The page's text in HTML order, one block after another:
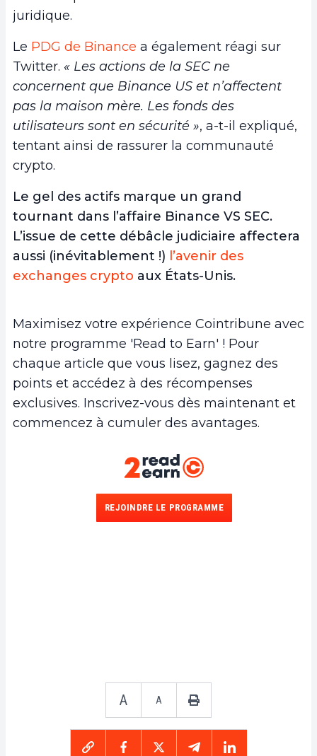
juridique.
Le PDG de Binance a également réagi sur
Twitter. « Les actions de la SEC ne
concernent que Binance US et n’affectent
pas la maison mère. Les fonds des
utilisateurs sont en sécurité », a-t-il expliqué,
tentant ainsi de rassurer la communauté
crypto.
Le gel des actifs marque un grand
tournant dans l’affaire Binance VS SEC.
L’issue de cette débâcle judiciaire affectera
aussi (inévitablement !) l’avenir des
exchanges crypto aux États-Unis.
Maximisez votre expérience Cointribune avec
notre programme 'Read to Earn' ! Pour
chaque article que vous lisez, gagnez des
points et accédez à des récompenses
exclusives. Inscrivez-vous dès maintenant et
commencez à cumuler des avantages.
REJOINDRE LE PROGRAMME
A A